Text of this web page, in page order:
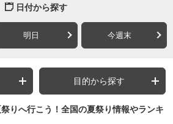
日付から探す
明日 今週末
目的から探す
祭りへ行こう！全国の夏祭り情報やランキ